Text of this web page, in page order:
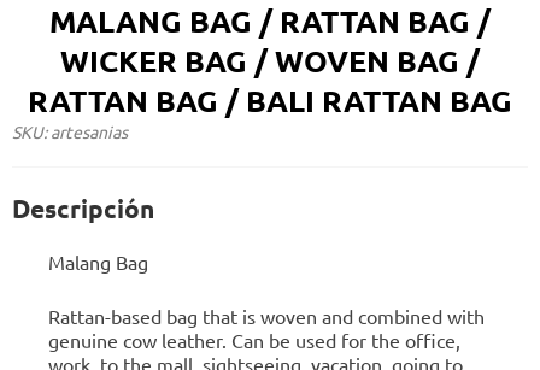
MALANG BAG / RATTAN BAG /
WICKER BAG / WOVEN BAG /
RATTAN BAG / BALI RATTAN BAG
SKU: artesanias
Descripción
Malang Bag
Rattan-based bag that is woven and combined with
genuine cow leather. Can be used for the office,
work, to the mall, sightseeing, vacation, going to